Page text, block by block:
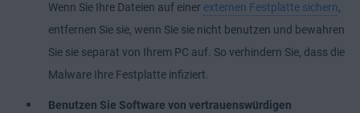
Wenn Sie Ihre Dateien auf einer externen Festplatte sichern
entfernen Sie sie, wenn Sie sie nicht benutzen und bewahren
Sie sie separat von Ihrem PC auf. So verhindern Sie, dass die
Malware Ihre Festplatte infiziert.
Benutzen Sie Software von vertrauenswürdigen